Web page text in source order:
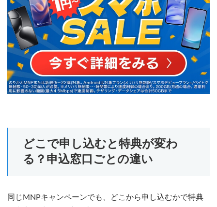
どこで申し込むと特典が変わ
る？申込窓口ごとの違い
同じMNPキャンペーンでも、どこから申し込むかで特典